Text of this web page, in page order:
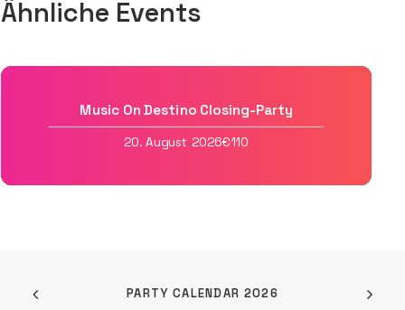
Ähnliche Events
Music On Destino Closing-Party
20. August 2026€110
PARTY CALENDAR 2026